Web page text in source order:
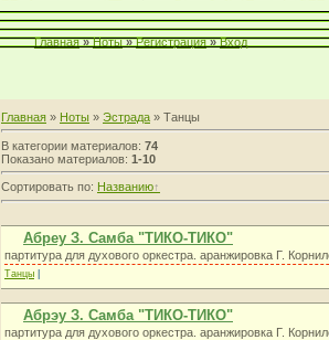
Главная » Ноты » Регистрация » Вход
Главная » Ноты » Эстрада » Танцы
В категории материалов: 74
Показано материалов: 1-10
Сортировать по: Названию
Абреу З. Самба "ТИКО-ТИКО"
партитура для духового оркестра. аранжировка Г.
Танцы
Абрэу З. Самба "ТИКО-ТИКО"
партитура для духового оркестра. аранжировка Г.